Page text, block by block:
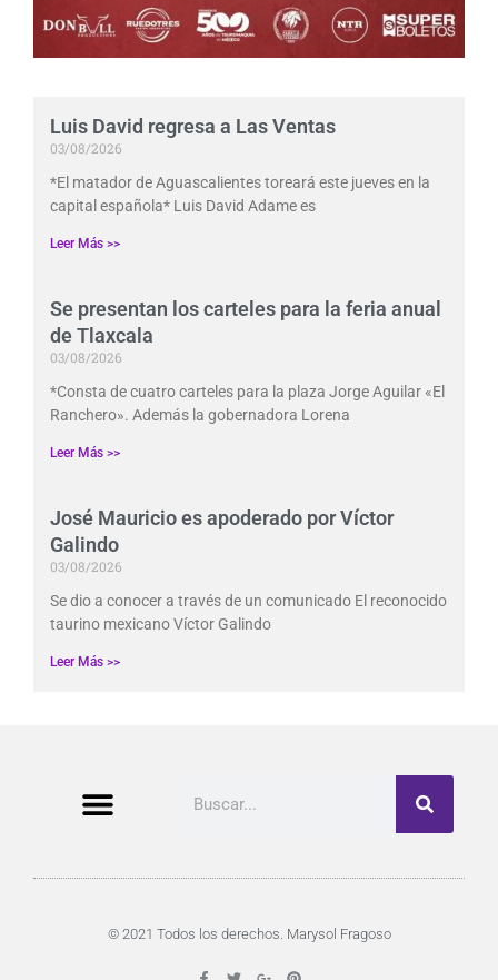
Luis David regresa a Las Ventas
03/08/2026
*El matador de Aguascalientes toreará este jueves en la
capital española* Luis David Adame es
Leer Más >>
Se presentan los carteles para la feria anual
de Tlaxcala
03/08/2026
*Consta de cuatro carteles para la plaza Jorge Aguilar «El
Ranchero». Además la gobernadora Lorena
Leer Más >>
José Mauricio es apoderado por Víctor
Galindo
03/08/2026
Se dio a conocer a través de un comunicado El reconocido
taurino mexicano Víctor Galindo
Leer Más >>
© 2021 Todos los derechos. Marysol Fragoso
F
T
G
P